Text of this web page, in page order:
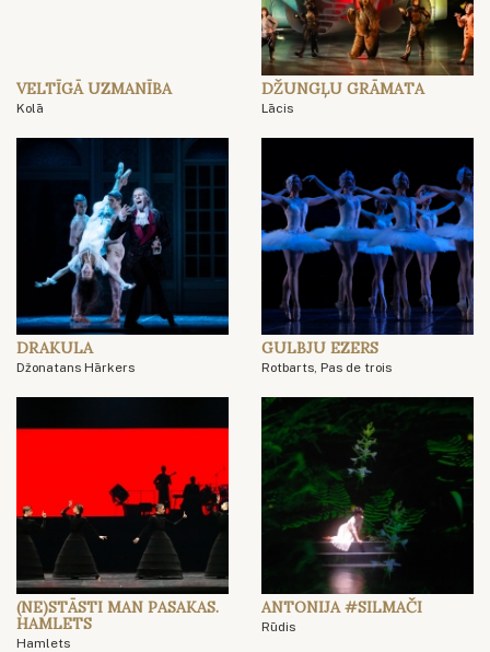
VELTĪGĀ UZMANĪBA
Kolā
DŽUNGĻU GRĀMATA
Lācis
DRAKULA
Džonatans Hārkers
GULBJU EZERS
Rotbarts, Pas de trois
(NE)STĀSTI MAN PASAKAS.
HAMLETS
Hamlets
ANTONIJA #SILMAČI
Rūdis